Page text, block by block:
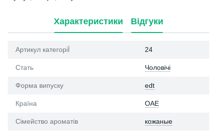
Характеристики Відгуки
Артикул категоріЇ 24
Стать Чоловічі
Форма випуску edt
Країна ОАЕ
Сімейство ароматів кожаные